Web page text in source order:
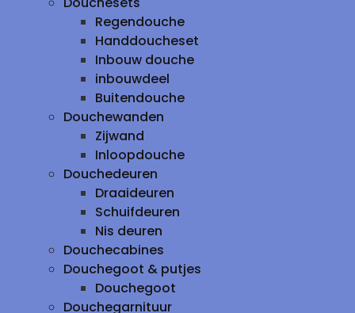
Regendouche
Handdoucheset
Inbouw douche
inbouwdeel
Buitendouche
Douchewanden
Zijwand
Inloopdouche
Douchedeuren
Draaideuren
Schuifdeuren
Nis deuren
Douchecabines
Douchegoot & putjes
Douchegoot
Douchegarnituur